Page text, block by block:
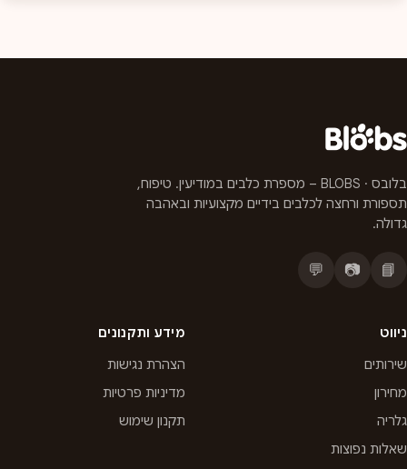
בלובס · BLOBS – מספרת כלבים במודיעין. טיפוח,
תספורת ורחצה לכלבים בידיים מקצועיות ובאהבה
גדולה.
📘
📷
💬
ניווט
שירותים
מחירון
גלריה
שאלות נפוצות
מידע ותקנונים
הצהרת נגישות
מדיניות פרטיות
תקנון שימוש